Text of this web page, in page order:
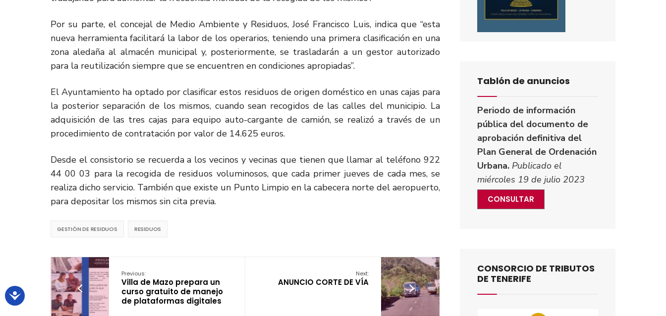
Por su parte, el concejal de Medio Ambiente y Residuos, José Francisco Luis, indica que “esta
nueva herramienta facilitará la labor de los operarios, teniendo una primera clasificación en una
zona aledaña al almacén municipal y, posteriormente, se trasladarán a un gestor autorizado
para la reutilización siempre que se encuentren en condiciones apropiadas”.
El Ayuntamiento ha optado por clasificar estos residuos de origen doméstico en unas cajas para
la posterior separación de los mismos, cuando sean recogidos de las calles del municipio. La
adquisición de las tres cajas para equipo auto-cargante de camión, se realizó a través de un
procedimiento de contratación por valor de 14.625 euros.
Desde el consistorio se recuerda a los vecinos y vecinas que tienen que llamar al teléfono 922
44 00 03 para la recogida de residuos voluminosos, que cada primer jueves de cada mes, se
realiza dicho servicio. También que existe un Punto Limpio en la cabecera norte del aeropuerto,
para depositar los mismos sin cita previa.
GESTIÓN DE RESIDUOS RESIDUOS
Previous:
Villa de Mazo prepara un
curso gratuito de manejo
de plataformas digitales
Next:
ANUNCIO CORTE DE VÍA
Tablón de anuncios
Periodo de información
pública del documento de
aprobación definitiva del
Plan General de Ordenación
Urbana. Publicado el
miércoles 19 de julio 2023
CONSULTAR
CONSORCIO DE TRIBUTOS
DE TENERIFE